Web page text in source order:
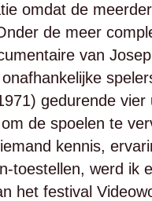
omdat de
de meer
van
gedurende
om de spoelen te
kennis,
toestellen, werd ik
het festival